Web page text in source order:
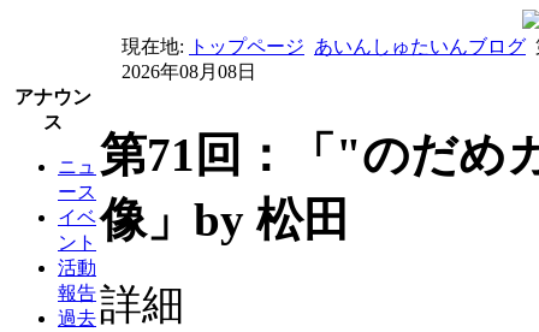
現在地: トップページ あいんしゅたいんブログ
2026年08月08日
アナウン
ス
ニュ
ース
イベ
ント
活動
報告
過去
第71回：「"のだめ
像」by 松田
詳細